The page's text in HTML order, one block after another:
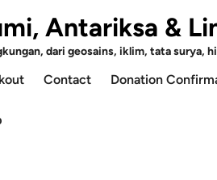
Antariksa &
dari geosains, iklim, tata surya,
Contact Donation